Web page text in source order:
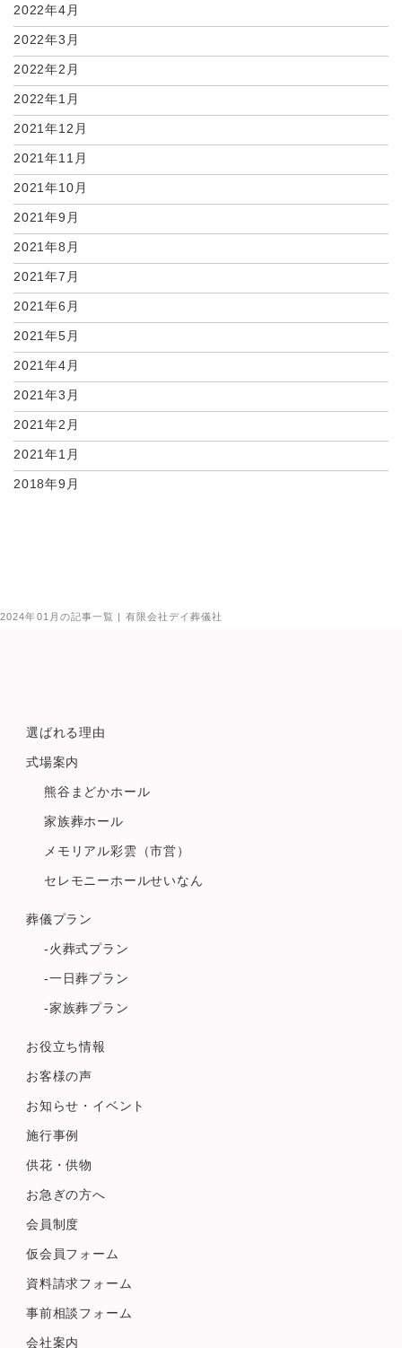
2024年01月の記事一覧 | 有限会社デイ葬儀社
2022年4月
2022年3月
2022年2月
2022年1月
2021年12月
2021年11月
2021年10月
2021年9月
2021年8月
2021年7月
2021年6月
2021年5月
2021年4月
2021年3月
2021年2月
2021年1月
2018年9月
選ばれる理由
式場案内
熊谷まどかホール
家族葬ホール
メモリアル彩雲（市営）
セレモニーホールせいなん
葬儀プラン
-火葬式プラン
-一日葬プラン
-家族葬プラン
お役立ち情報
お客様の声
お知らせ・イベント
施行事例
供花・供物
お急ぎの方へ
会員制度
仮会員フォーム
資料請求フォーム
事前相談フォーム
会社案内